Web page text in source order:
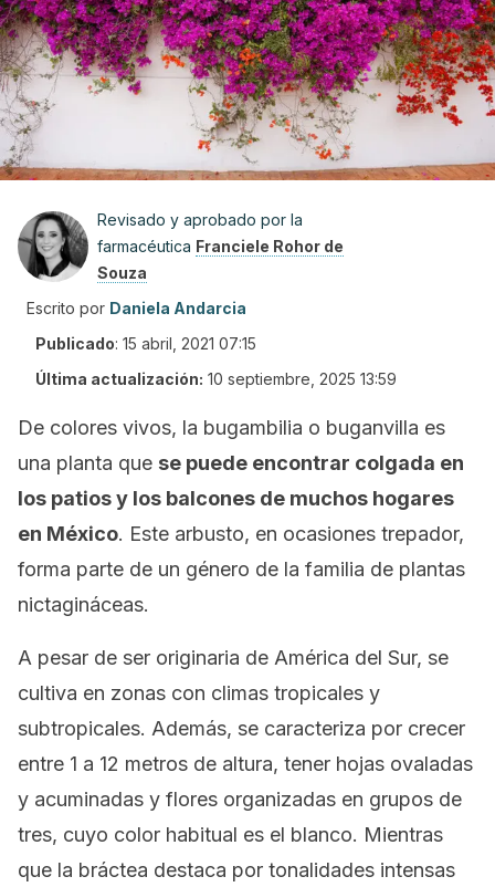
Revisado y aprobado por la
farmacéutica Franciele Rohor de
Souza
Escrito por Daniela Andarcia
Publicado: 15 abril, 2021 07:15
Última actualización: 10 septiembre, 2025 13:59
De colores vivos, la bugambilia o buganvilla es
una planta que se puede encontrar colgada en
los patios y los balcones de muchos hogares
en México. Este arbusto, en ocasiones trepador,
forma parte de un género de la familia de plantas
nictagináceas.
A pesar de ser originaria de América del Sur, se
cultiva en zonas con climas tropicales y
subtropicales. Además, se caracteriza por crecer
entre 1 a 12 metros de altura, tener hojas ovaladas
y acuminadas y flores organizadas en grupos de
tres, cuyo color habitual es el blanco. Mientras
que la bráctea destaca por tonalidades intensas